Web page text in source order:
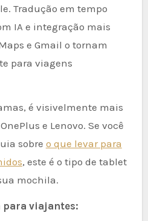
Tradução em tempo
IA e integração mais
e Gmail o tornam
para viagens
é visivelmente mais
e Lenovo. Se você
sobre o que levar para
, este é o tipo de tablet
mochila.
para viajantes: